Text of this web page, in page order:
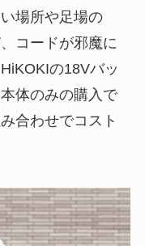
場所や足場の
コードが邪魔に
の18Vバッ
体のみの購入で
合わせでコスト